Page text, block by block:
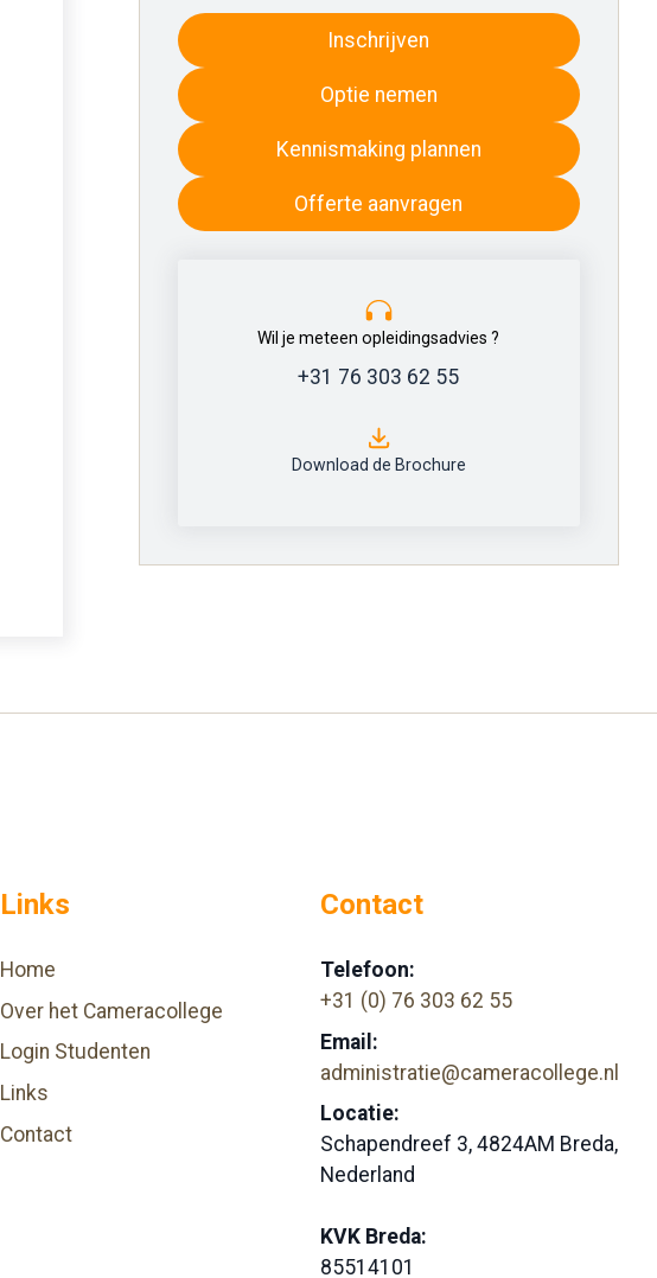
Inschrijven
Optie nemen
Kennismaking plannen
Offerte aanvragen
Wil je meteen opleidingsadvies ?
+31 76 303 62 55
Download de Brochure
Links
Home
Over het Cameracollege
Login Studenten
Links
Contact
Contact
Telefoon:
+31 (0) 76 303 62 55
Email:
administratie@cameracollege.nl
Locatie:
Schapendreef 3, 4824AM Breda,
Nederland
KVK Breda:
85514101